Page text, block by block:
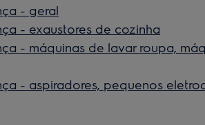
- geral
- exaustores de cozinha
- máquinas de lavar roupa,
- aspiradores, pequenos